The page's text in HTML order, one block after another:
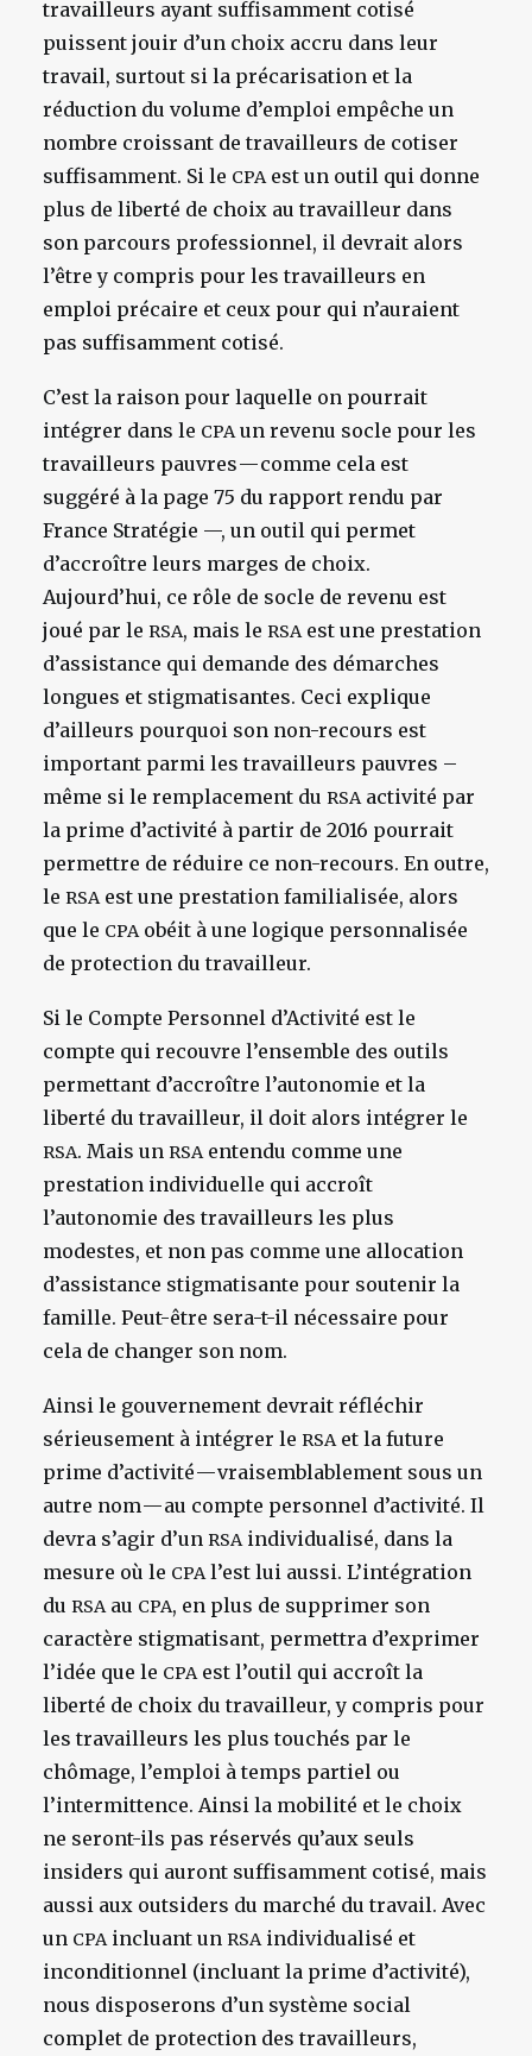
travailleurs ayant suffisamment cotisé
puissent jouir d’un choix accru dans leur
travail, surtout si la précarisation et la
réduction du volume d’emploi empêche un
nombre croissant de travailleurs de cotiser
suffisamment. Si le CPAest un outil qui donne
plus de liberté de choix au travailleur dans
son parcours professionnel, il devrait alors
l’être y compris pour les travailleurs en
emploi précaire et ceux pour qui n’auraient
pas suffisamment cotisé.
C’est la raison pour laquelle on pourrait
intégrer dans le CPAun revenu socle pour les
travailleurs pauvres — comme cela est
suggéré à la page 75 du rapport rendu par
France Stratégie —, un outil qui permet
d’accroître leurs marges de choix.
Aujourd’hui, ce rôle de socle de revenu est
joué par le RSA, mais le RSAest une prestation
d’assistance qui demande des démarches
longues et stigmatisantes. Ceci explique
d’ailleurs pourquoi son non-recours est
important parmi les travailleurs pauvres –
même si le remplacement du RSAactivité par
la prime d’activité à partir de 2016 pourrait
permettre de réduire ce non-recours. En outre,
le RSAest une prestation familialisée, alors
que le CPAobéit à une logique personnalisée
de protection du travailleur.
Si le Compte Personnel d’Activité est le
compte qui recouvre l’ensemble des outils
permettant d’accroître l’autonomie et la
liberté du travailleur, il doit alors intégrer le
RSA. Mais un RSAentendu comme une
prestation individuelle qui accroît
l’autonomie des travailleurs les plus
modestes, et non pas comme une allocation
d’assistance stigmatisante pour soutenir la
famille. Peut-être sera-t-il nécessaire pour
cela de changer son nom.
Ainsi le gouvernement devrait réfléchir
sérieusement à intégrer le RSAet la future
prime d’activité — vraisemblablement sous un
autre nom — au compte personnel d’activité. Il
devra s’agir d’un RSAindividualisé, dans la
mesure où le CPAl’est lui aussi. L’intégration
du RSAau CPA, en plus de supprimer son
caractère stigmatisant, permettra d’exprimer
l’idée que le CPAest l’outil qui accroît la
liberté de choix du travailleur, y compris pour
les travailleurs les plus touchés par le
chômage, l’emploi à temps partiel ou
l’intermittence. Ainsi la mobilité et le choix
ne seront-ils pas réservés qu’aux seuls
insiders qui auront suffisamment cotisé, mais
aussi aux outsiders du marché du travail. Avec
un CPAincluant un RSAindividualisé et
inconditionnel (incluant la prime d’activité),
nous disposerons d’un système social
complet de protection des travailleurs,